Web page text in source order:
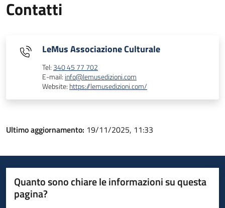
Contatti
LeMus Associazione Culturale
Tel: 340 45 77 702
E-mail: info@lemusedizioni.com
Website: https://lemusedizioni.com/
Ultimo aggiornamento: 19/11/2025, 11:33
Quanto sono chiare le informazioni su questa
pagina?